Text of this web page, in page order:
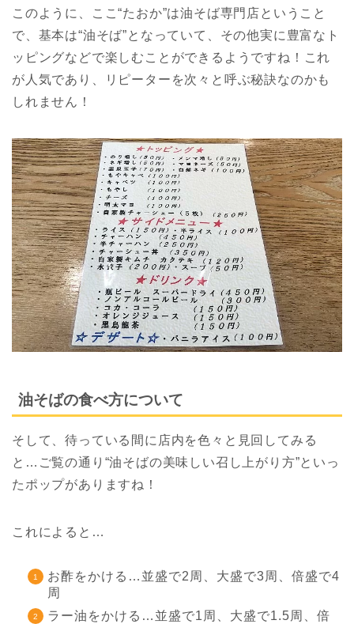
このように、ここ“たおか”は油そば専門店ということ
で、基本は“油そば”となっていて、その他実に豊富なト
ッピングなどで楽しむことができるようですね！これ
が人気であり、リピーターを次々と呼ぶ秘訣なのかも
しれません！
油そばの食べ方について
そして、待っている間に店内を色々と見回してみる
と…ご覧の通り“油そばの美味しい召し上がり方”といっ
たポップがありますね！
これによると…
お酢をかける…並盛で2周、大盛で3周、倍盛で4
周
ラー油をかける…並盛で1周、大盛で1.5周、倍